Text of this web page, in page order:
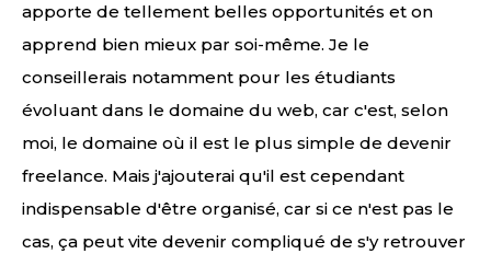
apporte de tellement belles opportunités et on
apprend bien mieux par soi-même. Je le
conseillerais notamment pour les étudiants
évoluant dans le domaine du web, car c'est, selon
moi, le domaine où il est le plus simple de devenir
freelance. Mais j'ajouterai qu'il est cependant
indispensable d'être organisé, car si ce n'est pas le
cas, ça peut vite devenir compliqué de s'y retrouver